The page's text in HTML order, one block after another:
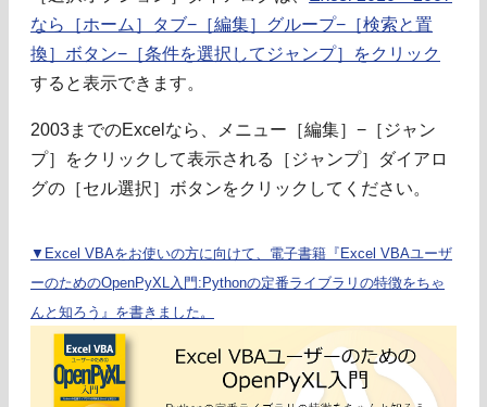
なら［ホーム］タブ−［編集］グループ−［検索と置
換］ボタン−［条件を選択してジャンプ］をクリック
すると表示できます。
2003までのExcelなら、メニュー［編集］−［ジャン
プ］をクリックして表示される［ジャンプ］ダイアロ
グの［セル選択］ボタンをクリックしてください。
▼Excel VBAをお使いの方に向けて、電子書籍『Excel VBAユーザ
ーのためのOpenPyXL入門:Pythonの定番ライブラリの特徴をちゃ
んと知ろう』を書きました。